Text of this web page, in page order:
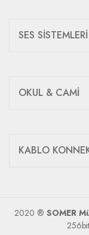
SES SİSTEMLERİ
OKUL & CAMİ
KABLO
2020 ® SOMER